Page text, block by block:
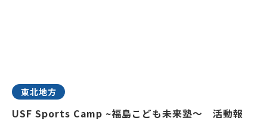
東北地方
USF Sports Camp ~福島こども未来塾～ 活動報